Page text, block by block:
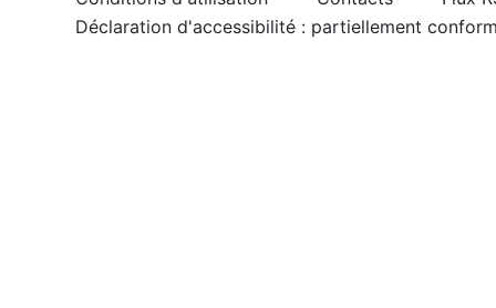
Déclaration d'accessibilité : partiellement